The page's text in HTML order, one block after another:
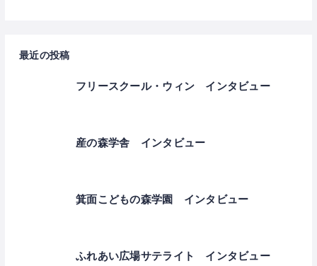
最近の投稿
フリースクール・ウィン インタビュー
産の森学舎 インタビュー
箕面こどもの森学園 インタビュー
ふれあい広場サテライト インタビュー